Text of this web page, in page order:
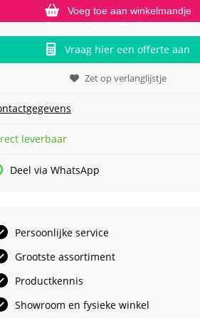
Voeg toe aan winkelmandje
Vraag hier een offerte aan
Zet op verlanglijstje
leverbaar
Deel via WhatsApp
Persoonlijke service
Grootste assortiment
Productkennis
Showroom en fysieke winkel